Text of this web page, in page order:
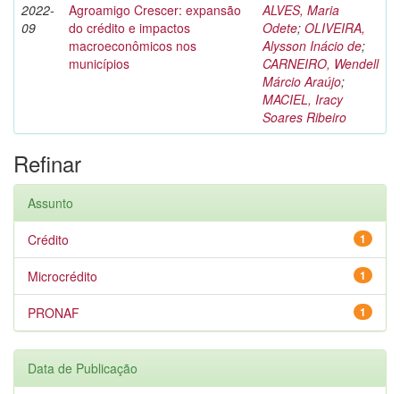
2022-
09
Agroamigo Crescer: expansão
do crédito e impactos
macroeconômicos nos
municípios
ALVES, Maria
Odete; OLIVEIRA,
Alysson Inácio de;
CARNEIRO, Wendell
Márcio Araújo;
MACIEL, Iracy
Soares Ribeiro
Refinar
Assunto
1
Crédito
1
Microcrédito
1
PRONAF
Data de Publicação